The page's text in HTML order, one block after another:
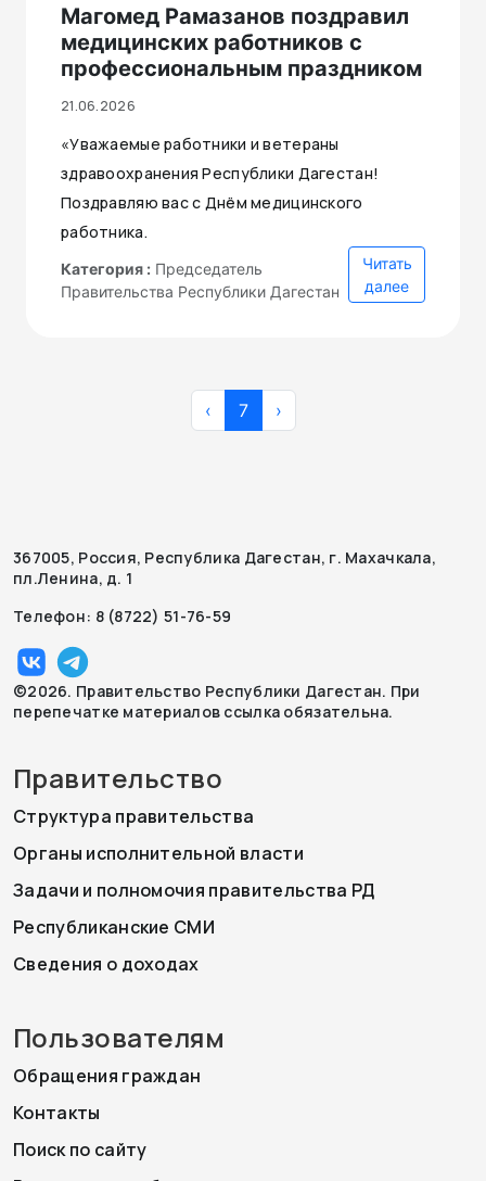
Магомед Рамазанов поздравил
медицинских работников с
профессиональным праздником
21.06.2026
«Уважаемые работники и ветераны
здравоохранения Республики Дагестан!
Поздравляю вас с Днём медицинского
работника.
Категория : Председатель
Правительства Республики Дагестан
Читать
далее
‹ 7 ›
367005, Россия, Республика Дагестан, г. Махачкала,
пл.Ленина, д. 1
Телефон: 8 (8722) 51-76-59
©2026. Правительство Республики Дагестан. При
перепечатке материалов ссылка обязательна.
Правительство
Структура правительства
Органы исполнительной власти
Задачи и полномочия правительства РД
Республиканские СМИ
Сведения о доходах
Пользователям
Обращения граждан
Контакты
Поиск по сайту